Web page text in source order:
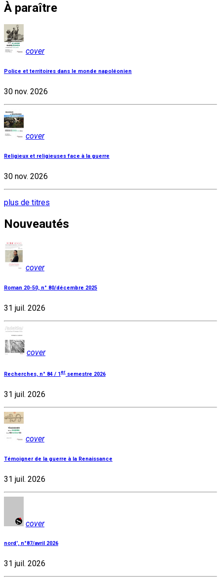
À paraître
cover
Police et territoires dans le monde napoléonien
30 nov. 2026
cover
Religieux et religieuses face à la guerre
30 nov. 2026
plus de titres
Nouveautés
cover
Roman 20-50, n° 80/décembre 2025
31 juil. 2026
cover
Recherches, n° 84 / 1er semestre 2026
31 juil. 2026
cover
Témoigner de la guerre à la Renaissance
31 juil. 2026
cover
nord', n°87/avril 2026
31 juil. 2026